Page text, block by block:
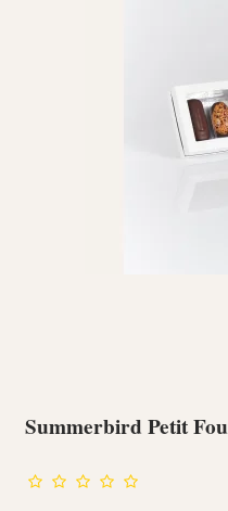
Summerbird Petit